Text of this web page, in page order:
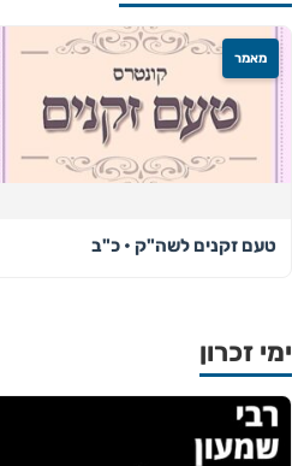
מאמר
טעם זקנים לשה"ק • כ"ב
ימי זכרון